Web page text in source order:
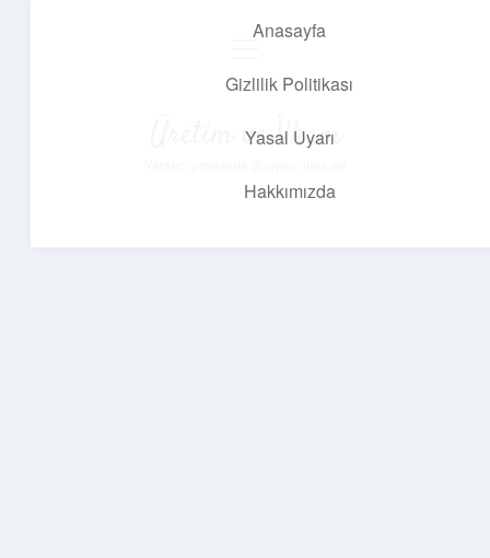
Anasayfa
Gizlilik Politikası
Yasal Uyarı
Hakkımızda
Üretim ve İlham